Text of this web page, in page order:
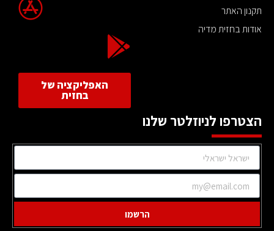
תקנון האתר
אודות בחזית מדיה
האפליקציה של
בחזית
הצטרפו לניוזלטר שלנו
הרשמו